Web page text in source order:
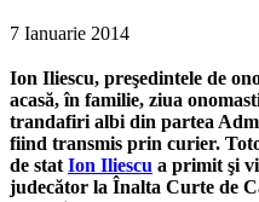
7 Ianuarie 2014
Ion Iliescu, preşedintele de
acasă, în familie, ziua
trandafiri albi din partea
fiind transmis prin curier.
de stat Ion Iliescu a primit şi
judecător la Înalta Curte de